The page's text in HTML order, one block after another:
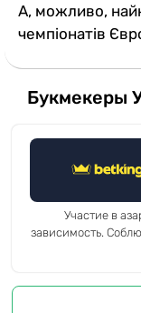
А, можливо,
чемпіонатів
Букмекеры
Участие в
зависимость.